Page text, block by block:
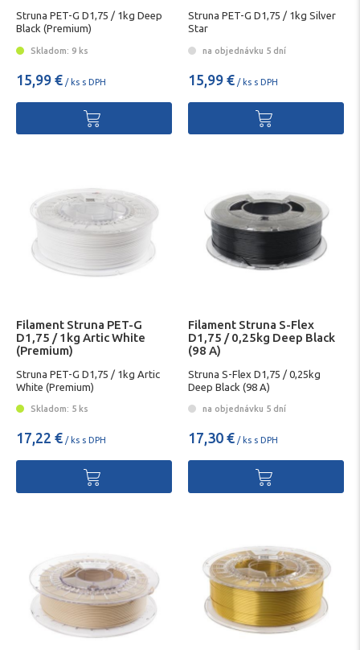
Struna PET-G D1,75 / 1kg Deep
Black (Premium)
Skladom: 9 ks
15,99 € / ks s DPH
Struna PET-G D1,75 / 1kg Silver
Star
na objednávku 5 dní
15,99 € / ks s DPH
Filament Struna PET-G
D1,75 / 1kg Artic White
(Premium)
Struna PET-G D1,75 / 1kg Artic
White (Premium)
Skladom: 5 ks
17,22 € / ks s DPH
Filament Struna S-Flex
D1,75 / 0,25kg Deep Black
(98 A)
Struna S-Flex D1,75 / 0,25kg
Deep Black (98 A)
na objednávku 5 dní
17,30 € / ks s DPH